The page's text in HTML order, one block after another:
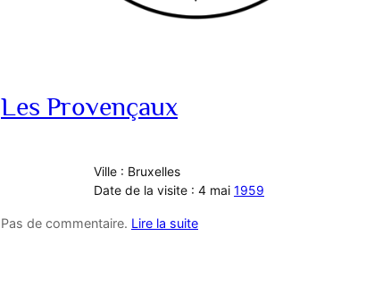
Les Provençaux
Ville : Bruxelles
Date de la visite : 4 mai 1959
Pas de commentaire. Lire la suite